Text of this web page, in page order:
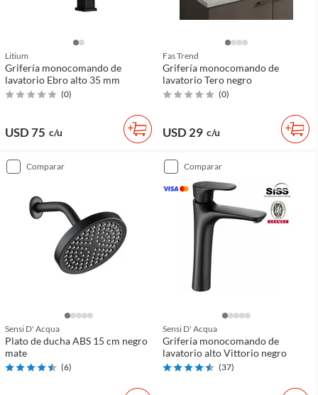
Litium
Grifería monocomando de
lavatorio Ebro alto 35 mm
(0)
USD 75 c/u
Fas Trend
Grifería monocomando de
lavatorio Tero negro
(0)
USD 29 c/u
comparar
Sensi D' Acqua
Plato de ducha ABS 15 cm negro
mate
(6)
comparar
Sensi D' Acqua
Grifería monocomando de
lavatorio alto Vittorio negro
(37)